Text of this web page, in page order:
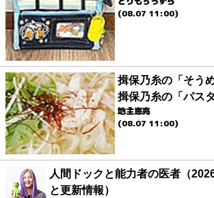
(08.07 11:00)
揖保乃糸の「そう
揖保乃糸の「パス
地主恵亮
(08.07 11:00)
人間ドックと能力者の医者（
と更新情報）